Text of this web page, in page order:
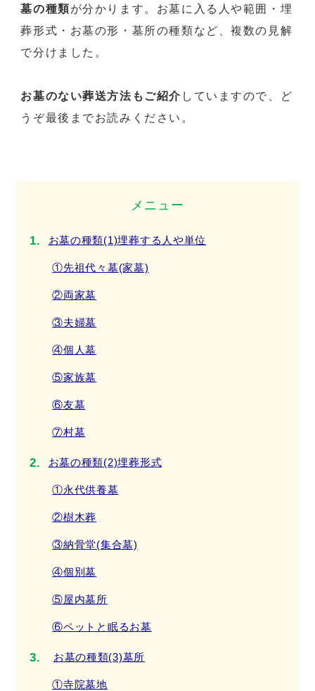
墓の種類が分かります。お墓に入る人や範囲・埋
葬形式・お墓の形・墓所の種類など、複数の見解
で分けました。
お墓のない葬送方法もご紹介 していますので、ど
うぞ最後までお読みください。
メニュー
お墓の種類(1)埋葬する人や単位
①先祖代々墓(家墓)
②両家墓
③夫婦墓
④個人墓
⑤家族墓
⑥友墓
⑦村墓
お墓の種類(2)埋葬形式
①永代供養墓
②樹木葬
③納骨堂(集合墓)
④個別墓
⑤屋内墓所
⑥ペットと眠るお墓
お墓の種類(3)墓所
①寺院墓地